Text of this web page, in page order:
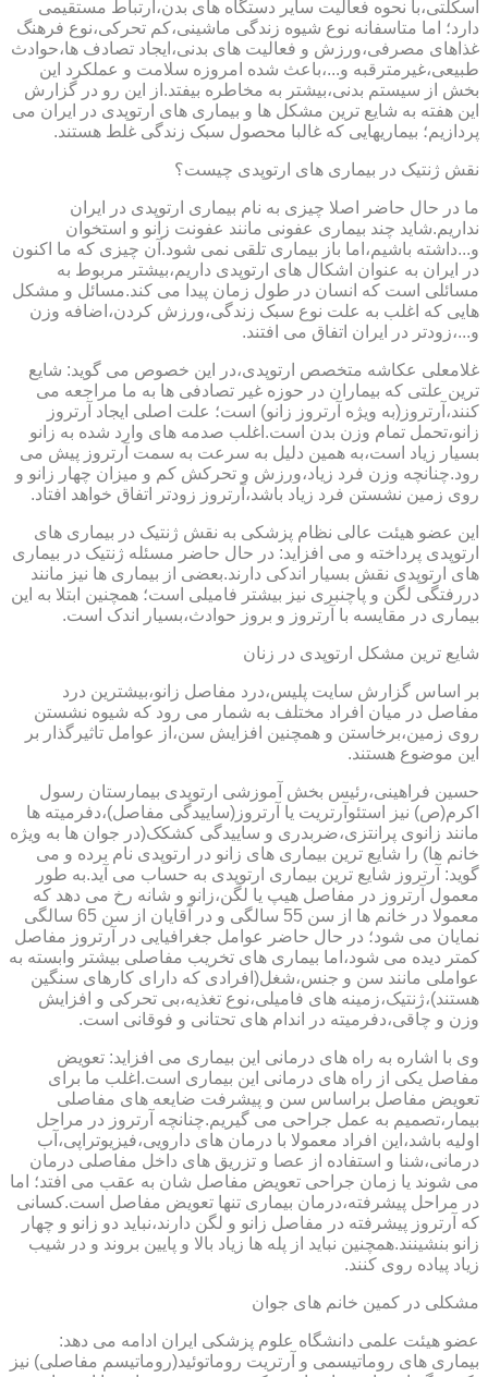
اسکلتی،با نحوه فعالیت سایر دستگاه های بدن،ارتباط مستقیمی
دارد؛ اما متاسفانه نوع شیوه زندگی ماشینی،کم تحرکی،نوع فرهنگ
غذاهای مصرفی،ورزش و فعالیت های بدنی،ایجاد تصادف ها،حوادث
طبیعی،غیرمترقبه و...،باعث شده امروزه سلامت و عملکرد این
بخش از سیستم بدنی،بیشتر به مخاطره بیفتد.از این رو در گزارش
این هفته به شایع ترین مشکل ها و بیماری های ارتوپدی در ایران می
پردازیم؛ بیماریهایی که غالبا محصول سبک زندگی غلط هستند.
نقش ژنتیک در بیماری های ارتوپدی چیست؟
ما در حال حاضر اصلا چیزی به نام بیماری ارتوپدی در ایران
نداریم.شاید چند بیماری عفونی مانند عفونت زانو و استخوان
و...داشته باشیم،اما باز بیماری تلقی نمی شود.آن چیزی که ما اکنون
در ایران به عنوان اشکال های ارتوپدی داریم،بیشتر مربوط به
مسائلی است که انسان در طول زمان پیدا می کند.مسائل و مشکل
هایی که اغلب به علت نوع سبک زندگی،ورزش کردن،اضافه وزن
و...،زودتر در ایران اتفاق می افتند.
غلامعلی عکاشه متخصص ارتوپدی،در این خصوص می گوید: شایع
ترین علتی که بیماران در حوزه غیر تصادفی ها به ما مراجعه می
کنند،آرتروز(به ویژه آرتروز زانو) است؛ علت اصلی ایجاد آرتروز
زانو،تحمل تمام وزن بدن است.اغلب صدمه های وارد شده به زانو
بسیار زیاد است،به همین دلیل به سرعت به سمت آرتروز پیش می
رود.چنانچه وزن فرد زیاد،ورزش و تحرکش کم و میزان چهار زانو و
روی زمین نشستن فرد زیاد باشد،آرتروز زودتر اتفاق خواهد افتاد.
این عضو هیئت عالی نظام پزشکی به نقش ژنتیک در بیماری های
ارتوپدی پرداخته و می افزاید: در حال حاضر مسئله ژنتیک در بیماری
های ارتوپدی نقش بسیار اندکی دارند.بعضی از بیماری ها نیز مانند
دررفتگی لگن و پاچنبری نیز بیشتر فامیلی است؛ همچنین ابتلا به این
بیماری در مقایسه با آرتروز و بروز حوادث،بسیار اندک است.
شایع ترین مشکل ارتوپدی در زنان
بر اساس گزارش سایت پلیس،درد مفاصل زانو،بیشترین درد
مفاصل در میان افراد مختلف به شمار می رود که شیوه نشستن
روی زمین،برخاستن و همچنین افزایش سن،از عوامل تاثیرگذار بر
این موضوع هستند.
حسین فراهینی،رئیس بخش آموزشی ارتوپدی بیمارستان رسول
اکرم(ص) نیز استئوآرتریت یا آرتروز(ساییدگی مفاصل)،دفرمیته ها
مانند زانوی پرانتزی،ضربدری و ساییدگی کشکک(در جوان ها به ویژه
خانم ها) را شایع ترین بیماری های زانو در ارتوپدی نام برده و می
گوید: آرتروز شایع ترین بیماری ارتوپدی به حساب می آید.به طور
معمول آرتروز در مفاصل هیپ یا لگن،زانو و شانه رخ می دهد که
معمولا در خانم ها از سن 55 سالگی و در آقایان از سن 65 سالگی
نمایان می شود؛ در حال حاضر عوامل جغرافیایی در آرتروز مفاصل
کمتر دیده می شود،اما بیماری های تخریب مفاصلی بیشتر وابسته به
عواملی مانند سن و جنس،شغل(افرادی که دارای کارهای سنگین
هستند)،ژنتیک،زمینه های فامیلی،نوع تغذیه،بی تحرکی و افزایش
وزن و چاقی،دفرمیته در اندام های تحتانی و فوقانی است.
وی با اشاره به راه های درمانی این بیماری می افزاید: تعویض
مفاصل یکی از راه های درمانی این بیماری است.اغلب ما برای
تعویض مفاصل براساس سن و پیشرفت ضایعه های مفاصلی
بیمار،تصمیم به عمل جراحی می گیریم.چنانچه آرتروز در مراحل
اولیه باشد،این افراد معمولا با درمان های دارویی،فیزیوتراپی،آب
درمانی،شنا و استفاده از عصا و تزریق های داخل مفاصلی درمان
می شوند یا زمان جراحی تعویض مفاصل شان به عقب می افتد؛ اما
در مراحل پیشرفته،درمان بیماری تنها تعویض مفاصل است.کسانی
که آرتروز پیشرفته در مفاصل زانو و لگن دارند،نباید دو زانو و چهار
زانو بنشینند.همچنین نباید از پله ها زیاد بالا و پایین بروند و در شیب
زیاد پیاده روی کنند.
مشکلی در کمین خانم های جوان
عضو هیئت علمی دانشگاه علوم پزشکی ایران ادامه می دهد:
بیماری های روماتیسمی و آرتریت روماتوئید(روماتیسم مفاصلی) نیز